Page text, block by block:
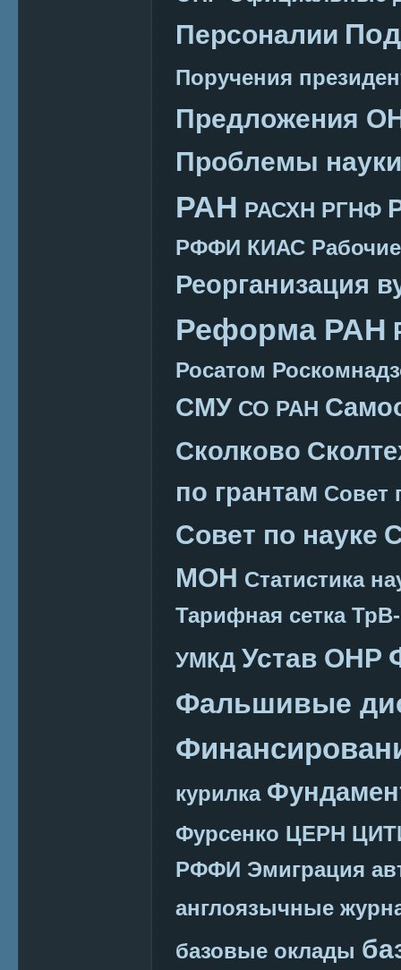
Персоналии
Поручения
Предложения
Проблемы науки
РАН РАСХН РГНФ
РФФИ КИАС
Реорганизация
Реформа РАН
Росатом
СМУ СО РАН
Сколково
по грантам Совет
Совет по науке
МОН Статистика
Тарифная сетка
УМКД Устав ОНР
Фальшивые
курилка
Фурсенко ЦЕРН
РФФИ Эмиграция
англоязычные
базовые оклады